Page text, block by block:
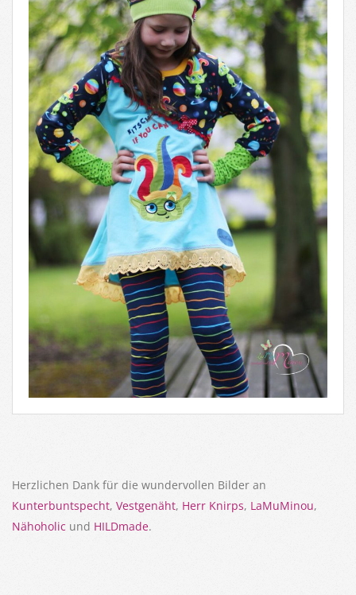
Herzlichen Dank für die wundervollen Bilder an
Kunterbuntspecht, Vestgenäht, Herr Knirps, LaMuMinou,
Nähoholic und HILDmade.